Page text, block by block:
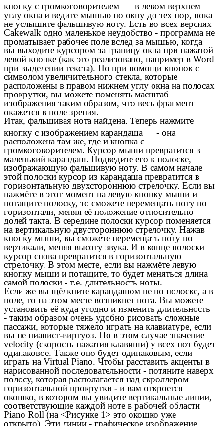
кнопку с громкоговорителем
в левом верхнем
углу окна и ведите мышью по окну до тех пор, пока
не услышите фальшивую ноту. Есть во всех версиях
Cakewalk одно маленькое неудобство - программа не
проматывает рабочее поле вслед за мышью, когда
вы выходите курсором за границу окна при нажатой
левой кнопке (как это реализовано, например в Word
при выделении текста). Но при помощи кнопок с
символом увеличительного стекла, которые
расположены в правом нижнем углу окна на полосах
прокрутки, вы можете поменять масштаб
изображения таким образом, что весь фрагмент
окажется в поле зрения.
Итак, фальшивая нота найдена. Теперь нажмите
кнопку с изображением карандаша
- она
расположена там же, где и кнопка с
громкоговорителем. Курсор мыши превратится в
маленький карандаш. Подведите его к полоске,
изображающую фальшивую ноту. В самом начале
этой полоски курсор из карандаша превратится в
горизонтальную двухстороннюю стрелочку. Если вы
нажмёте в этот момент на левую кнопку мыши и
потащите полоску, то сможете перемещать ноту по
горизонтали, меняя её положение относительно
долей такта. В середине полоски курсор поменяется
на вертикальную двустороннюю стрелочку. Нажав
кнопку мыши, вы сможете перемещать ноту по
вертикали, меняя высоту звука. И в конце полоски
курсор снова превратится в горизонтальную
стрелочку. В этом месте, если вы нажмёте левую
кнопку мыши и потащите, то будет меняться длина
самой полоски - т.е. длительность ноты.
Если же вы щёлкните карандашом не по полоске, а в
поле, то на этом месте возникнет нота. Вы можете
установить её куда угодно и изменить длительность
- таким образом очень удобно рисовать сложные
пассажи, которые тяжело играть на клавиатуре, если
вы не пианист-виртуоз. Но в этом случае значение
velocity (скорость нажатия клавиши) у всех нот будет
одинаковое. Также оно будет одинаковым, если
играть на Virtual Piano. Чтобы расставить акценты в
нарисованной последовательности - потяните наверх
полосу, которая располагается над скроллером
горизонтальной прокрутки - и вам откроется
окошко, в котором вы увидите вертикальные линии,
соответствующие каждой ноте в рабочей области
Piano Roll (на <Рисунке 1> это окошко уже
открыто). Эти линии - графическое изображение